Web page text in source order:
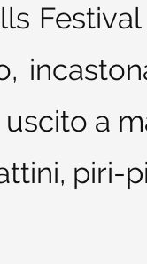
uscito a
piri-